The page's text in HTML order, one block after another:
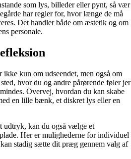
som lys, billeder eller pynt, så vær
har regler for, hvor længe de må
Det handler både om æstetik og om
personale.
ikke kun om udseendet, men også om
hvor du og andre pårørende føler jer
Overvej, hvordan du kan skabe
en lille bænk, et diskret lys eller en
udtryk, kan du også vælge et
Her er mulighederne for individuel
stadig sætte dit præg gennem valg af